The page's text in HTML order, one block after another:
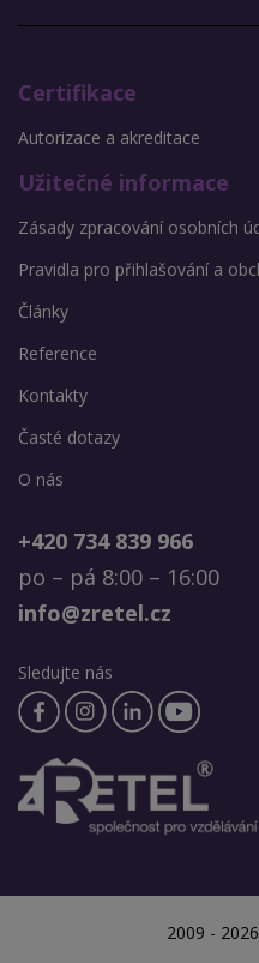
Certifikace
Autorizace a akreditace
Užitečné informace
Zásady zpracování osobních
Pravidla pro přihlašování a
Články
Reference
Kontakty
Časté dotazy
O nás
+420 734 839 966
po – pá 8:00 – 16:00
info@zretel.cz
Sledujte nás
2009 -